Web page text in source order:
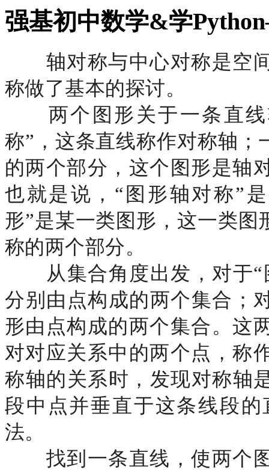
强基初中数学&学
轴对称与中心对称是空间
称做了基本的探讨。
两个图形关于一条直线
称”，这条直线称作对称轴
的两个部分，这个图形是轴
也就是说，“图形轴对称”
形”是某一类图形，这一类
称的两个部分。
从集合角度出发，对于
分别由点构成的两个集合；
形由点构成的两个集合。这
对对应关系中的两个点，称
称轴的关系时，发现对称
段中点并垂直于这条线段
法。
找到一条直线，使两个图